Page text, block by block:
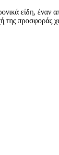
είδη, έναν
προσφοράς